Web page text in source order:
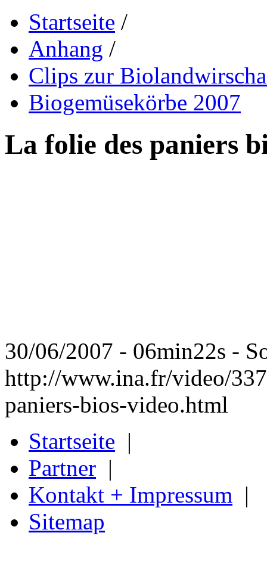
Startseite /
Anhang /
Clips zur
Biogemüsekörbe 2007
La folie des paniers
30/06/2007 - 06min22s -
http://www.ina.fr/video/
paniers-bios-video.html
Startseite |
Partner |
Kontakt + Impressum |
Sitemap